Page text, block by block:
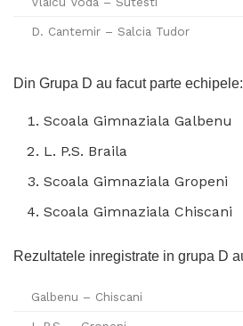
D. Cantemir – Salcia Tudor
Din Grupa D au facut parte echipele:
Scoala Gimnaziala Galbenu
L. P.S. Braila
Scoala Gimnaziala Gropeni
Scoala Gimnaziala Chiscani
Rezultatele inregistrate in grupa D
Galbenu – Chiscani